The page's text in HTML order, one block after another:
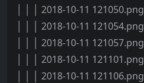
│ │ │ 2018-10-11 121050.png
│ │ │ 2018-10-11 121054.png
│ │ │ 2018-10-11 121057.png
│ │ │ 2018-10-11 121101.png
│ │ │ 2018-10-11 121106.png